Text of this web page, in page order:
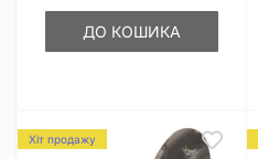
ДО КОШИКА
Хіт продажу